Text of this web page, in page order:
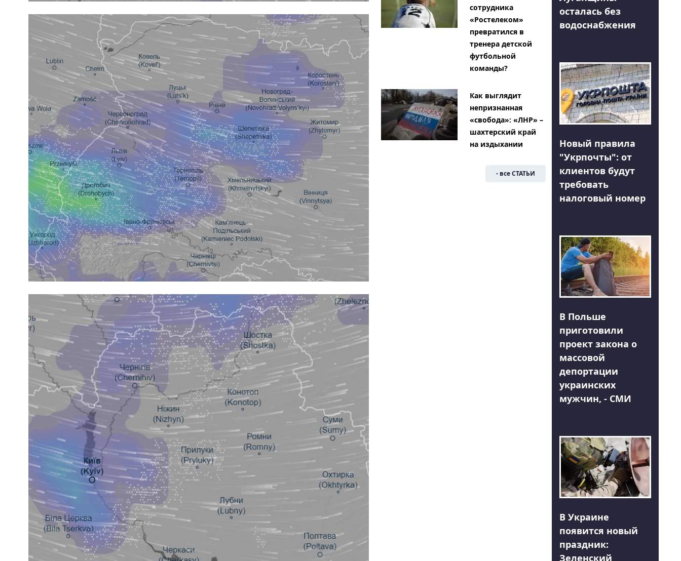
сотрудника
«Ростелеком»
превратился в
тренера детской
футбольной
команды?
Как выглядит
непризнанная
«свобода»: «ЛНР» –
шахтерский край
на издыхании
- все СТАТЬИ
осталась без
водоснабжения
Новый правила
"Укрпочты": от
клиентов будут
требовать
налоговый номер
В Польше
приготовили
проект закона о
массовой
депортации
украинских
мужчин, - СМИ
В Украине
появится новый
праздник:
Зеленский